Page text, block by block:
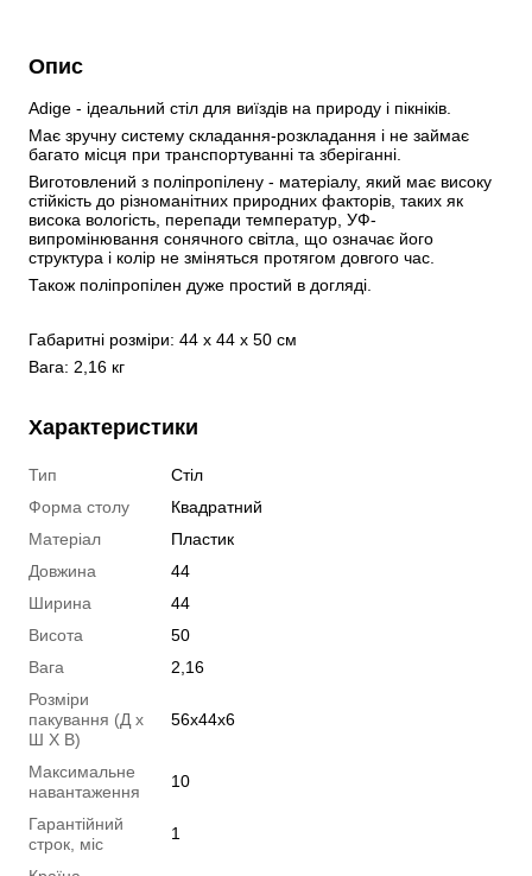
Опис
Adige - ідеальний стіл для виїздів на природу і пікніків.
Має зручну систему складання-розкладання і не займає
багато місця при транспортуванні та зберіганні.
Виготовлений з поліпропілену - матеріалу, який має високу
стійкість до різноманітних природних факторів, таких як
висока вологість, перепади температур, УФ-
випромінювання сонячного світла, що означає його
структура і колір не зміняться протягом довгого час.
Також поліпропілен дуже простий в догляді.
Габаритні розміри: 44 х 44 х 50 см
Вага: 2,16 кг
Характеристики
Тип
Стіл
Форма столу
Квадратний
Матеріал
Пластик
Довжина
44
Ширина
44
Висота
50
Вага
2,16
Розміри
пакування (Д х
Ш Х В)
56х44х6
Максимальне
навантаження
10
Гарантійний
строк, міс
1